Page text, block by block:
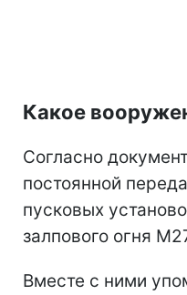
Какое
Согласно
постоянной
пусковых
залпового огня
Вместе с ними